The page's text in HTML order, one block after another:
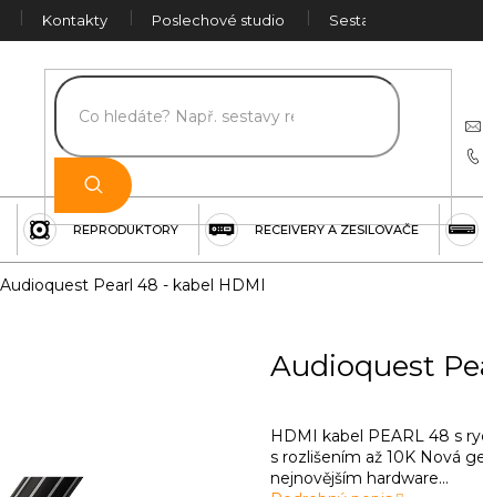
Kontakty Poslechové studio Sestava na míru
REPRODUKTORY RECEIVERY A ZESILOVAČE
Audioquest Pearl 48 - kabel HDMI
Audioquest
HDMI kabel PEARL 48 s
s rozlišením až 10K Nová
nejnovějším hardware...